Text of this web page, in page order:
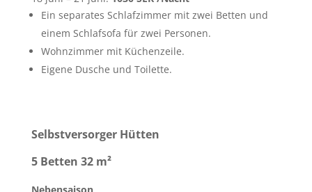
Ein separates Schlafzimmer mit zwei Betten und
einem Schlafsofa für zwei Personen.
Wohnzimmer mit Küchenzeile.
Eigene Dusche und Toilette.
Selbstversorger Hütten
5 Betten 32 m²